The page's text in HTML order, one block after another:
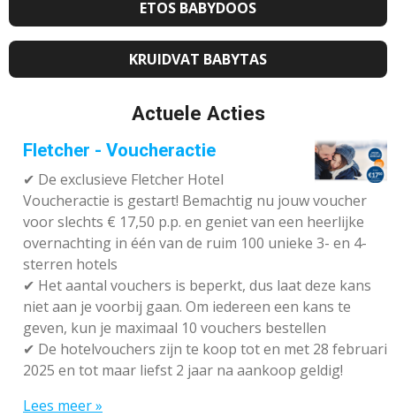
ETOS BABYDOOS
KRUIDVAT BABYTAS
Actuele Acties
Fletcher - Voucheractie
✔ De exclusieve Fletcher Hotel
Voucheractie is gestart! Bemachtig nu jouw voucher
voor slechts € 17,50 p.p. en geniet van een heerlijke
overnachting in één van de ruim 100 unieke 3- en 4-
sterren hotels
✔ Het aantal vouchers is beperkt, dus laat deze kans
niet aan je voorbij gaan. Om iedereen een kans te
geven, kun je maximaal 10 vouchers bestellen
✔ De hotelvouchers zijn te koop tot en met 28 februari
2025 en tot maar liefst 2 jaar na aankoop geldig!
Lees meer »